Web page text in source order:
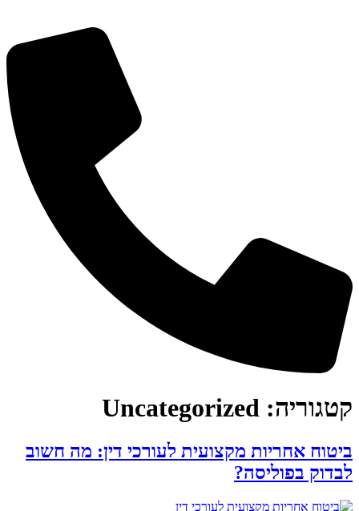
קטגוריה: Uncategorized
ביטוח אחריות מקצועית לעורכי דין: מה חשוב
לבדוק בפוליסה?